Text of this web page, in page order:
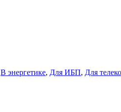
В энергетике, Для ИБП, Для